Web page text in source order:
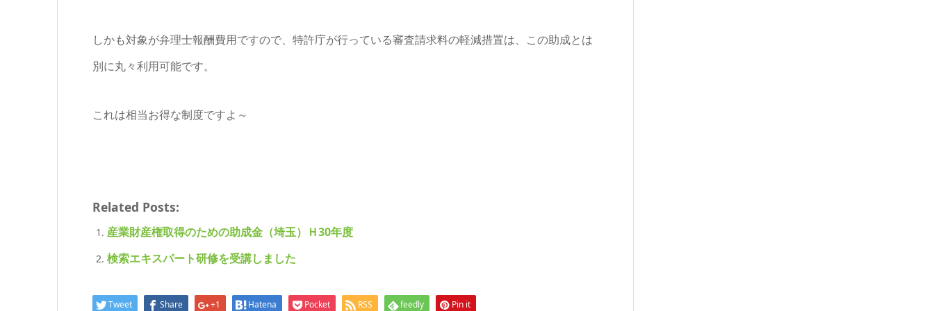
しかも対象が弁理士報酬費用ですので、特許庁が行っている審査請求料の軽減措置は、この助成とは
別に丸々利用可能です。
これは相当お得な制度ですよ～
Related Posts:
産業財産権取得のための助成金（埼玉）Ｈ30年度
検索エキスパート研修を受講しました
Tweet Share +1 Hatena Pocket RSS feedly Pin it